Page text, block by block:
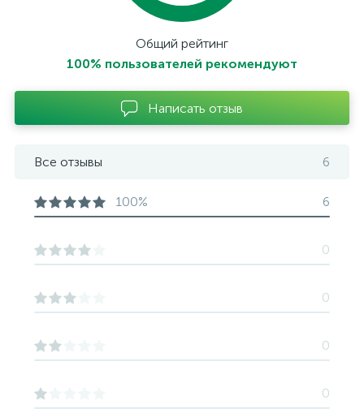
Общий рейтинг
100% пользователей рекомендуют
Написать отзыв
Все отзывы 6
100% 6
0
0
0
0